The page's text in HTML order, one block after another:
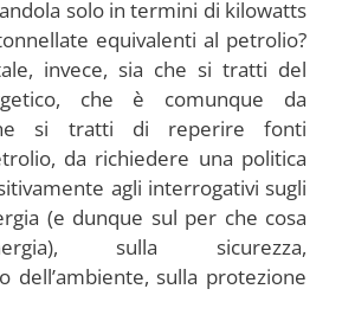
solo in termini di kilowatts
equivalenti al petrolio?
invece, sia che si tratti del
che è comunque da
si tratti di reperire fonti
da richiedere una politica
agli interrogativi sugli
(e dunque sul per che cosa
sulla sicurezza,
dell’ambiente, sulla protezione